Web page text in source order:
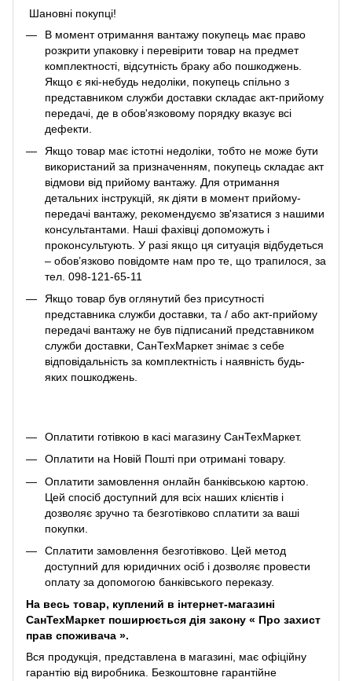
Шановні покупці!
В момент отримання вантажу покупець має право
розкрити упаковку і перевірити товар на предмет
комплектності, відсутність браку або пошкоджень.
Якщо є які-небудь недоліки, покупець спільно з
представником служби доставки складає акт-прийому
передачі, де в обов'язковому порядку вказує всі
дефекти.
Якщо товар має істотні недоліки, тобто не може бути
використаний за призначенням, покупець складає акт
відмови від прийому вантажу. Для отримання
детальних інструкцій, як діяти в момент прийому-
передачі вантажу, рекомендуємо зв'язатися з нашими
консультантами. Наші фахівці допоможуть і
проконсультують. У разі якщо ця ситуація відбудеться
– обов’язково повідомте нам про те, що трапилося, за
тел. 098-121-65-11
Якщо товар був оглянутий без присутності
представника служби доставки, та / або акт-прийому
передачі вантажу не був підписаний представником
служби доставки, СанТехМаркет знімає з себе
відповідальність за комплектність і наявність будь-
яких пошкоджень.
Оплатити готівкою в касі магазину СанТехМаркет.
Оплатити на Новій Пошті при отримані товару.
Оплатити замовлення онлайн банківською картою.
Цей спосіб доступний для всіх наших клієнтів і
дозволяє зручно та безготівково сплатити за ваші
покупки.
Сплатити замовлення безготівково. Цей метод
доступний для юридичних осіб і дозволяє провести
оплату за допомогою банківського переказу.
На весь товар, куплений в інтернет-магазині
СанТехМаркет поширюється дія закону « Про захист
прав споживача ».
Вся продукція, представлена ​​в магазині, має офіційну
гарантію від виробника. Безкоштовне гарантійне